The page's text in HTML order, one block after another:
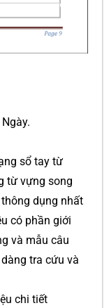
sổ tay từ
từ vựng song
dụng nhất
có phần giới
và mẫu câu
tra cứu và
chi tiết